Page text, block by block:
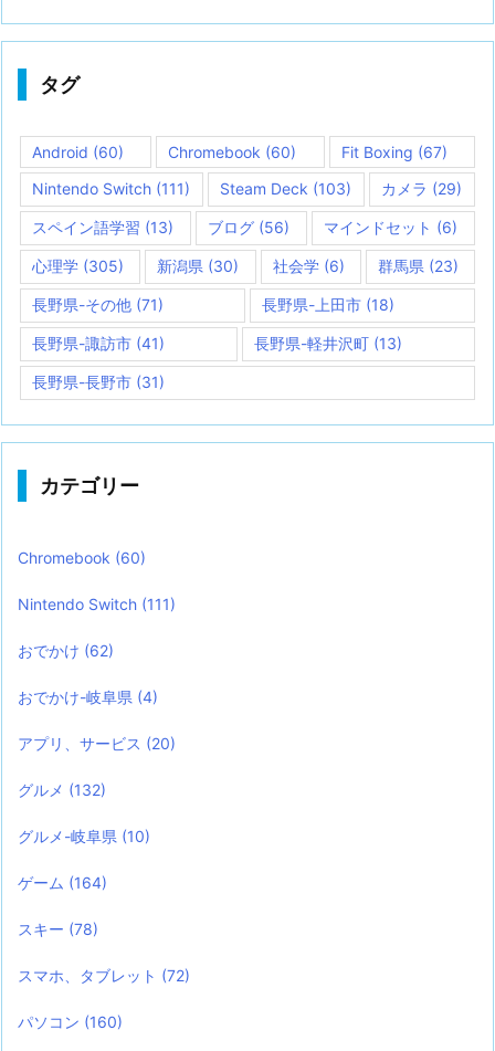
タグ
Android (60) Chromebook (60) Fit Boxing (67)
Nintendo Switch (111) Steam Deck (103) カメラ (29)
スペイン語学習 (13) ブログ (56) マインドセット (6)
心理学 (305) 新潟県 (30) 社会学(6) 群馬県 (23)
長野県-その他 (71) 長野県-上田市(18)
長野県-諏訪市 (41) 長野県-軽井沢町 (13)
長野県-長野市 (31)
カテゴリー
Chromebook (60)
Nintendo Switch (111)
おでかけ (62)
おでかけ-岐阜県 (4)
アプリ、サービス (20)
グルメ (132)
グルメ-岐阜県 (10)
ゲーム (164)
スキー (78)
スマホ、タブレット (72)
パソコン (160)